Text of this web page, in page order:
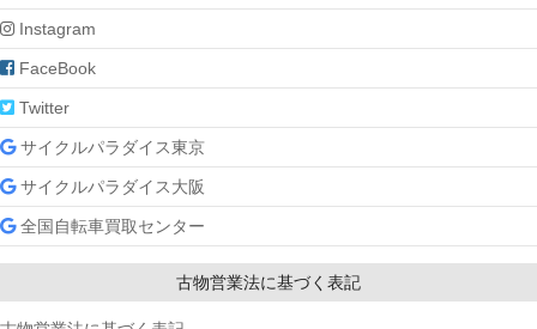
Instagram
FaceBook
Twitter
サイクルパラダイス東京
サイクルパラダイス大阪
全国自転車買取センター
古物営業法に基づく表記